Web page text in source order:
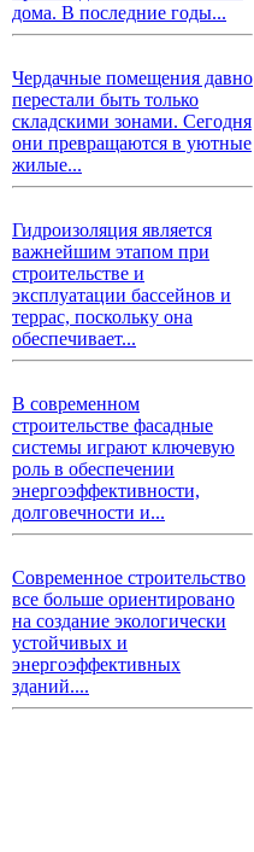
дома. В последние годы...
Чердачные помещения давно
перестали быть только
складскими зонами. Сегодня
они превращаются в уютные
жилые...
Гидроизоляция является
важнейшим этапом при
строительстве и
эксплуатации бассейнов и
террас, поскольку она
обеспечивает...
В современном
строительстве фасадные
системы играют ключевую
роль в обеспечении
энергоэффективности,
долговечности и...
Современное строительство
все больше ориентировано
на создание экологически
устойчивых и
энергоэффективных
зданий....